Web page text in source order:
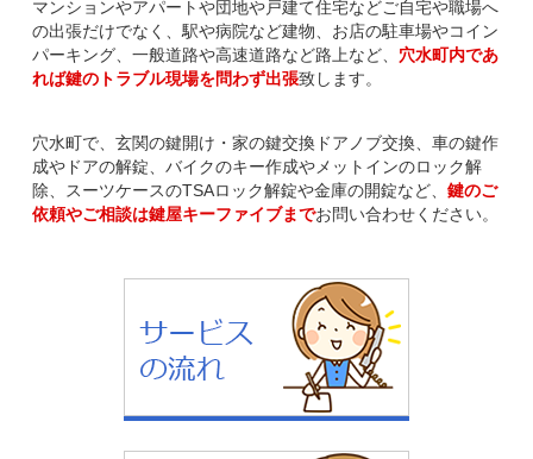
マンションやアパートや団地や戸建て住宅などご自宅や職場へ
の出張だけでなく、駅や病院など建物、お店の駐車場やコイン
パーキング、一般道路や高速道路など路上など、 穴水町内であ
れば鍵のトラブル現場を問わず出張致します。
穴水町で、玄関の鍵開け・家の鍵交換ドアノブ交換、車の鍵作
成やドアの解錠、バイクのキー作成やメットインのロック解
除、スーツケースのTSAロック解錠や金庫の開錠など、 鍵のご
依頼やご相談は鍵屋キーファイブまでお問い合わせください。